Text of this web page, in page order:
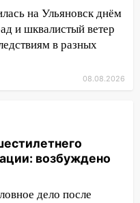
перекрыли
без спроса:
похитил у
на
на Ульяновск днём
и шквалистый ветер
в разных
08.08.2026
возбуждено
дело после